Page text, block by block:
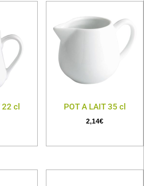
22 cl POT A LAIT 35 cl
2,14€